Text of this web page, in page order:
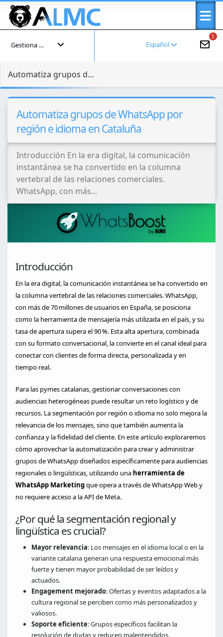
5
Español
Gestiona tu cuenta
Automatiza grupos de WhatsApp por región e idioma en Cataluña
Automatiza grupos de WhatsApp por
región e idioma en Cataluña
Introducción En la era digital, la comunicación
instantánea se ha convertido en la columna
vertebral de las relaciones comerciales.
WhatsApp, con más...
Introducción
En la era digital, la comunicación instantánea se ha convertido en
la columna vertebral de las relaciones comerciales. WhatsApp,
con más de 70 millones de usuarios en España, se posiciona
como la herramienta de mensajería más utilizada en el país, y su
tasa de apertura supera el 90 %. Esta alta apertura, combinada
con su formato conversacional, la convierte en el canal ideal para
conectar con clientes de forma directa, personalizada y en
tiempo real.
Para las pymes catalanas, gestionar conversaciones con
audiencias heterogéneas puede resultar un reto logístico y de
recursos. La segmentación por región o idioma no solo mejora la
relevancia de los mensajes, sino que también aumenta la
confianza y la fidelidad del cliente. En este artículo exploraremos
cómo aprovechar la automatización para crear y administrar
grupos de WhatsApp diseñados específicamente para audiencias
regionales o lingüísticas, utilizando una herramienta de
WhatsApp Marketingque opera a través de WhatsApp Web y
no requiere acceso a la API de Meta.
¿Por qué la segmentación regional y
lingüística es crucial?
Mayor relevancia: Los mensajes en el idioma local o en la
variante catalana generan una respuesta emocional más
fuerte y tienen mayor probabilidad de ser leídos y
actuados.
Engagement mejorado: Ofertas y eventos adaptados a la
cultura regional se perciben como más personalizados y
valiosos.
Soporte eficiente: Grupos específicos facilitan la
resolución de dudas y reducen malentendidos.